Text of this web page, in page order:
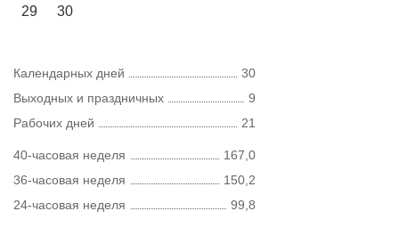
29
30
Календарных дней
30
Выходных и праздничных
9
Рабочих дней
21
40-часовая неделя
167,0
36-часовая неделя
150,2
24-часовая неделя
99,8